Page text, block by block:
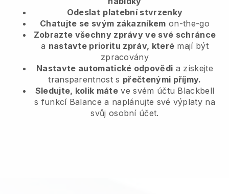
Odeslat platební stvrzenky
Chatujte se svým zákazníkem on-the-go
Zobrazte všechny zprávy ve své schránce
a nastavte prioritu zpráv, které mají být
zpracovány
Nastavte automatické odpovědi a získejte
transparentnost s přečtenými příjmy.
Sledujte, kolik máte ve svém účtu Blackbell
s funkcí Balance a naplánujte své výplaty na
svůj osobní účet.